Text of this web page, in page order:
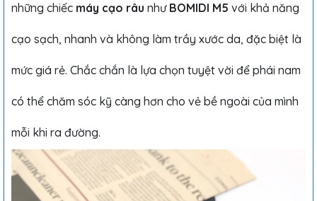
những chiếc máy cạo râu như BOMIDI M5 với khả năng
cạo sạch, nhanh và không làm trầy xước da, đặc biệt là
mức giá rẻ. Chắc chắn là lựa chọn tuyệt vời để phái nam
có thể chăm sóc kỹ càng hơn cho vẻ bề ngoài của mình
mỗi khi ra đường.